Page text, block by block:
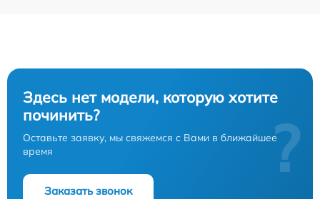
Здесь нет модели, которую хотите
починить?
Оставьте заявку, мы свяжемся с Вами в ближайшее
время
Заказать звонок
?